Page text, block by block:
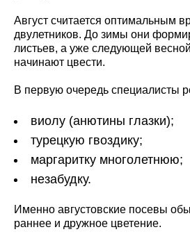
Август считается оптимальным
двулетников. До зимы они
листьев, а уже следующей
начинают цвести.
В первую очередь специалисты
виолу (анютины глазки);
турецкую гвоздику;
маргаритку многолетнюю;
незабудку.
Именно августовские посевы
раннее и дружное цветение.